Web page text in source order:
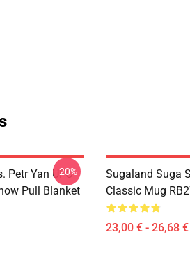
Petr Yan UFC
Pull Blanket
-20%
Sugaland Suga
Classic Mug
23,00 € - 26,68 €